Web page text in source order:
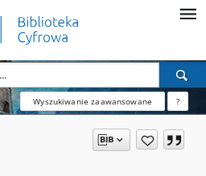
Wyszukiwanie zaawansowane ?